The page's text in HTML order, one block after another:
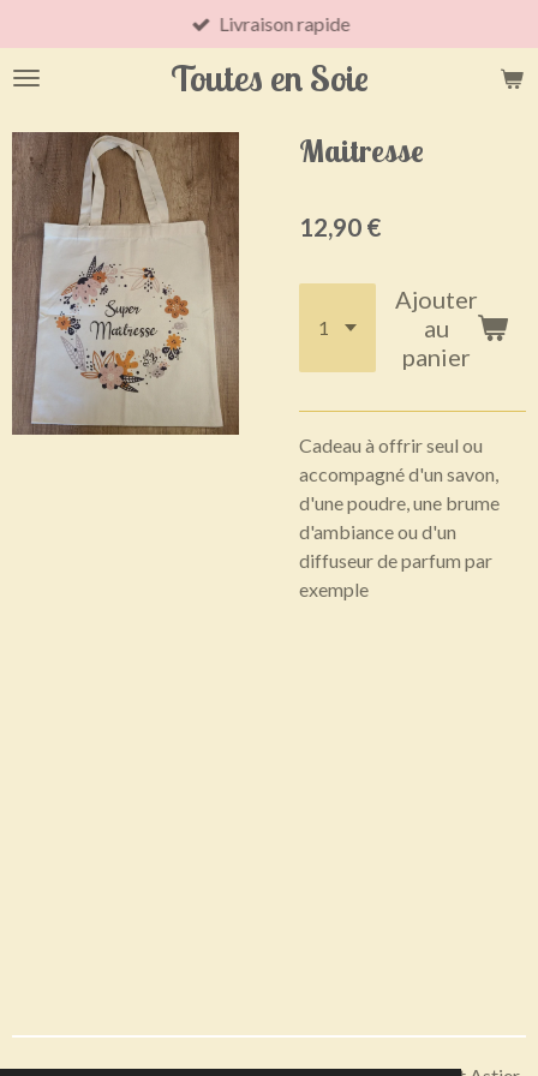
au
contenu
Toutes en Soie
Livraison rapide
Maitresse
12,90 €
Ajouter
au
panier
Cadeau à offrir seul ou
accompagné d'un savon,
d'une poudre, une brume
d'ambiance ou d'un
diffuseur de parfum par
exemple